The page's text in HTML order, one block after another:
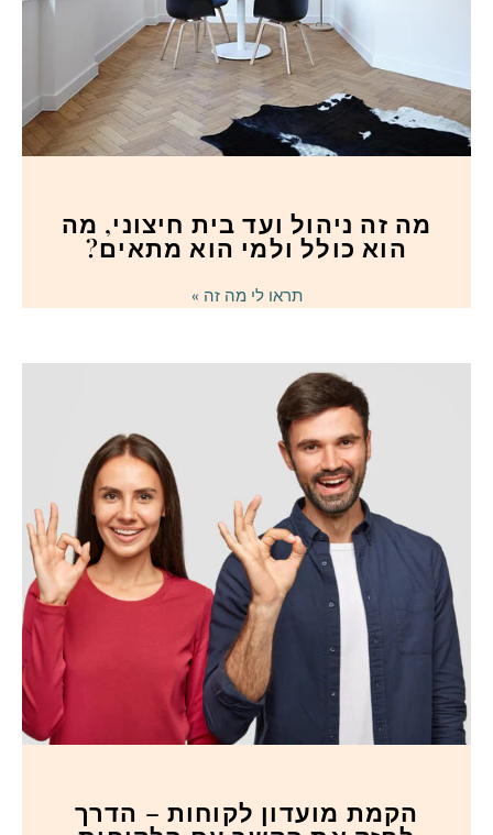
מה זה ניהול ועד בית חיצוני, מה
הוא כולל ולמי הוא מתאים?
תראו לי מה זה »
הקמת מועדון לקוחות – הדרך